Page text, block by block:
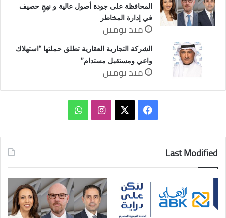
المحافظة على جودة أصول عالية و نهجٍ حصيف
في إدارة المخاطر
منذ يومين
الشركة التجارية العقارية تطلق حملتها “استهلاك
واعي ومستقبل مستدام”
منذ يومين
فيسبوك انستقرامواتساب
Last Modified